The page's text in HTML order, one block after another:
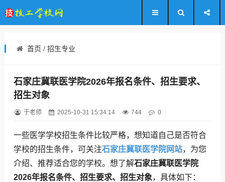
首页 / 招生专业
石家庄冀联医学院2026年报名条件、招生要求、
招生对象
于老师 2025-10-31 15:34:14 744 0
一些医学学校招生条件比较严格，想知道自己是否符合
学校的招生条件，可关注石家庄冀联医学院网站，为您
介绍、推荐适合您的学校。想了解石家庄冀联医学院
2026年报名条件、招生要求、招生对象，具体如下：